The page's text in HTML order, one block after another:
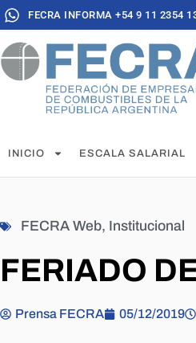
FECRA INFORMA +54 9 11 2354
INICIO ESCALA SALARIAL
FECRA Web, Institucional
FERIADO
Prensa FECRA 05/12/2019